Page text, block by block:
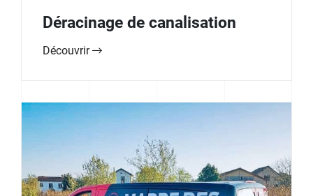
Déracinage de canalisation
Découvrir